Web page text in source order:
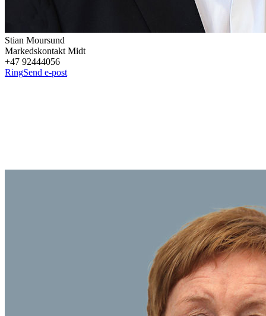
Stian Moursund
Markedskontakt Midt
+47 92444056
RingSend e-post